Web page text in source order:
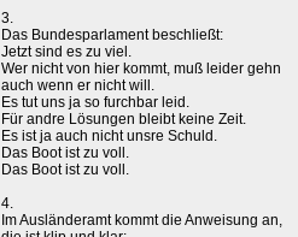
3.
Das Bundesparlament beschließt:
Jetzt sind es zu viel.
Wer nicht von hier kommt, muß leider gehn
auch wenn er nicht will.
Es tut uns ja so furchbar leid.
Für andre Lösungen bleibt keine Zeit.
Es ist ja auch nicht unsre Schuld.
Das Boot ist zu voll.
Das Boot ist zu voll.
4.
Im Ausländeramt kommt die Anweisung an,